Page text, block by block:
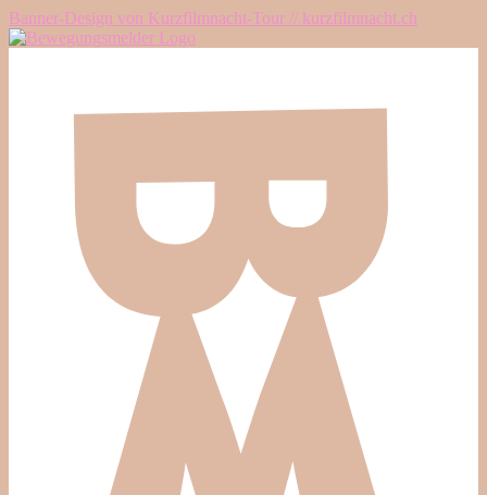
Banner-Design von Kurzfilmnacht-Tour // kurzfilmnacht.ch